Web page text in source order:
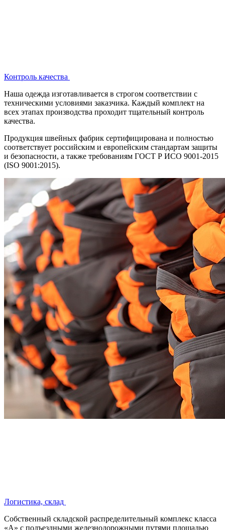
Контроль качества
Наша одежда изготавливается в строгом соответствии с
техническими условиями заказчика. Каждый комплект на
всех этапах производства проходит тщательный контроль
качества.
Продукция швейных фабрик сертифицирована и полностью
соответствует российским и европейским стандартам защиты
и безопасности, а также требованиям ГОСТ Р ИСО 9001-2015
(ISO 9001:2015).
Логистика, склад
Собственный складской распределительный комплекс класса
«А» с подъездными железнодорожными путями площадью